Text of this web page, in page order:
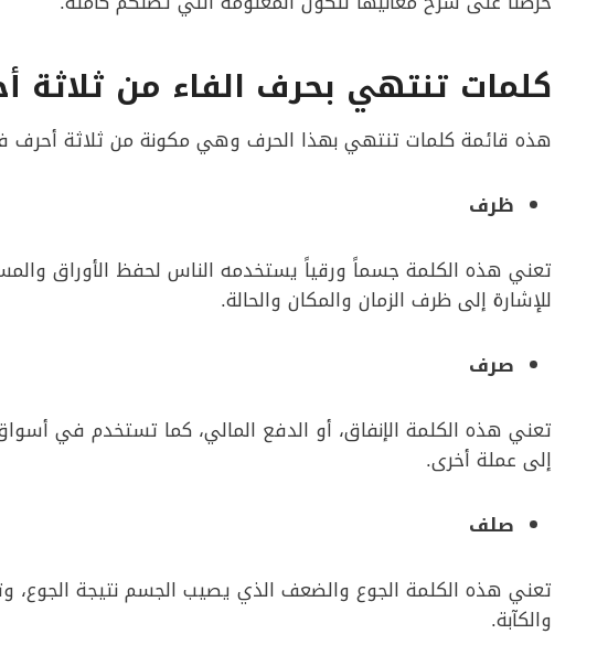
كلمات تنتهي بحرف الفاء من ثلاثة
هذه قائمة كلمات تنتهي بهذا الحرف وهي مكونة من ثلاثة
ظرف
تعني هذه الكلمة جسماً ورقياً يستخدمه الناس لحفظ الأوراق
للإشارة إلى ظرف الزمان والمكان والحالة.
صرف
تعني هذه الكلمة الإنفاق، أو الدفع المالي، كما تستخدم في
إلى عملة أخرى.
صلف
تعني هذه الكلمة الجوع والضعف الذي يصيب الجسم نتيجة الجوع،
والكآبة.